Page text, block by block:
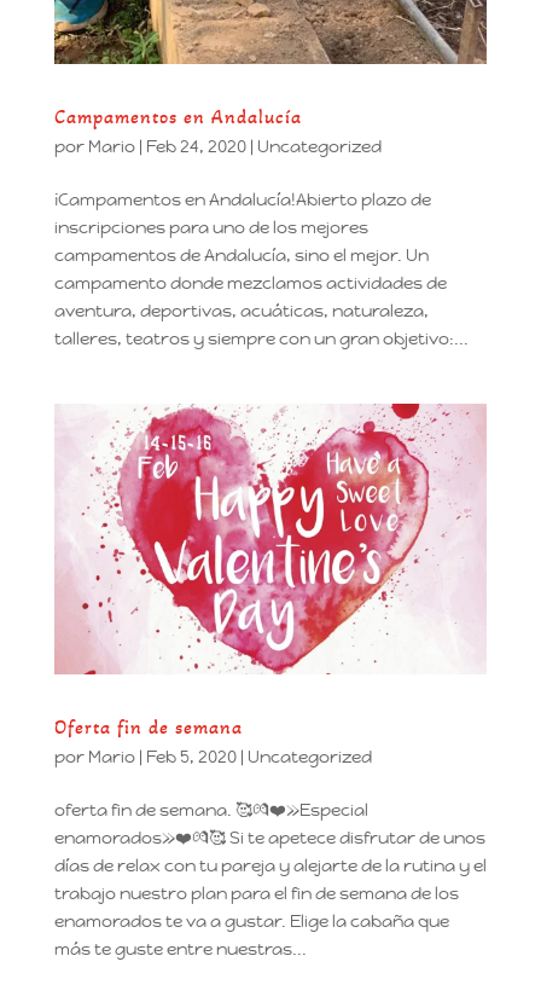
Campamentos en Andalucía
por Mario| Feb 24, 2020| Uncategorized
¡Campamentos en Andalucía!Abierto plazo de
inscripciones para uno de los mejores
campamentos de Andalucía, sino el mejor. Un
campamento donde mezclamos actividades de
aventura, deportivas, acuáticas, naturaleza,
talleres, teatros y siempre con un gran objetivo:...
Oferta fin de semana
por Mario| Feb 5, 2020| Uncategorized
oferta fin de semana. 🥰💏❤️»Especial
enamorados»❤️💏🥰 Si te apetece disfrutar de unos
días de relax con tu pareja y alejarte de la rutina y el
trabajo nuestro plan para el fin de semana de los
enamorados te va a gustar. Elige la cabaña que
más te guste entre nuestras...